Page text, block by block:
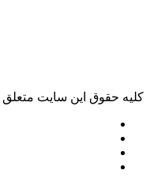
کليه حقوق اين سايت